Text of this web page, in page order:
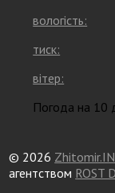
вологість:
тиск:
вітер:
Погода на 10
© 2026
агентством ROST